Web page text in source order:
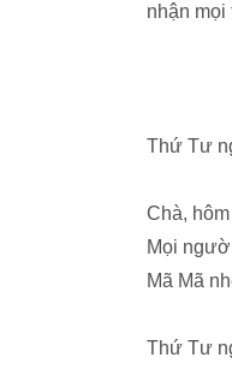
nhận
Thứ Tư
Chà,
Mọi
Mã Mã
Thứ Tư